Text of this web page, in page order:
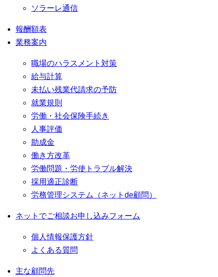
ソラーレ通信
報酬額表
業務案内
職場のハラスメント対策
給与計算
未払い残業代請求の予防
就業規則
労働・社会保険手続き
人事評価
助成金
働き方改革
労働問題・労使トラブル解決
採用適正診断
労務管理システム（ネットde顧問）
ネットでご相談お申し込みフォーム
個人情報保護方針
よくある質問
主な顧問先